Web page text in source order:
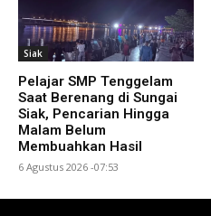
Siak
Pelajar SMP Tenggelam
Saat Berenang di Sungai
Siak, Pencarian Hingga
Malam Belum
Membuahkan Hasil
6 Agustus 2026 -07:53